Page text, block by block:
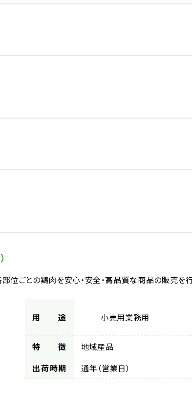
部位ごとの鶏肉を安心・安全・高品質な商品の販売を行
用途 小売用業務用
特徴
地域産品
出荷時期
通年（営業日）